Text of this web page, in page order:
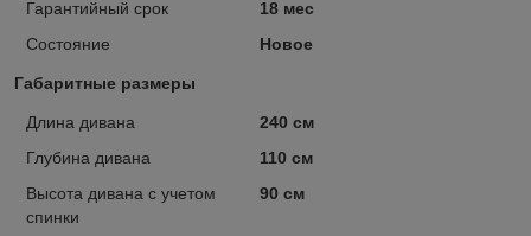
Гарантийный срок
18 мес
Состояние
Новое
Габаритные размеры
Длина дивана
240 см
Глубина дивана
110 см
Высота дивана с учетом
спинки
90 см